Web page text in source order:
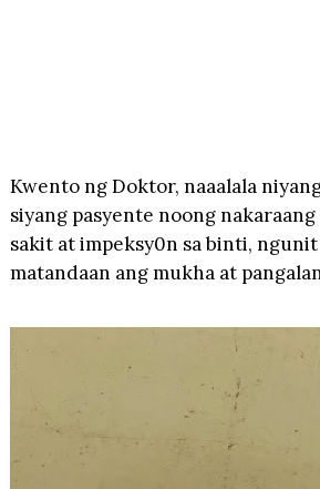
Kwento ng Doktor, naaalala
siyang pasyente noong nakaraang
sakit at impeksy0n sa binti,
matandaan ang mukha at